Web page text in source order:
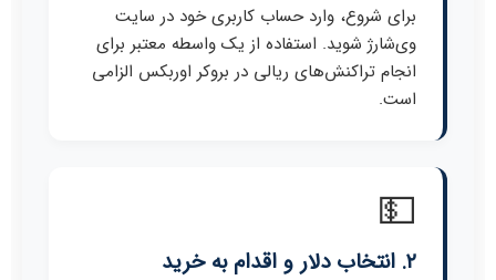
برای شروع، وارد حساب کاربری خود در سایت
وی‌شارژ شوید. استفاده از یک واسطه معتبر برای
انجام تراکنش‌های ریالی در بروکر اوربکس الزامی
است.
💵
۲. انتخاب دلار و اقدام به خرید